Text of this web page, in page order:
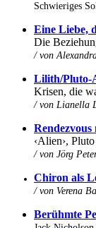
Schwieriges
Eine Liebe,
Die
/ von
Lilith/Pluto-
Krisen, die
/ von Lianella
Rendezvous
‹Alien›,
/ von Jörg
Chiron als
/ von Verena
Berühmte